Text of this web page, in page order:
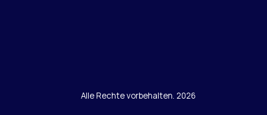
Alle Rechte vorbehalten. 2026